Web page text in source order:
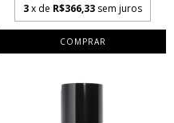
3x de R$366,33 sem juros
COMPRAR